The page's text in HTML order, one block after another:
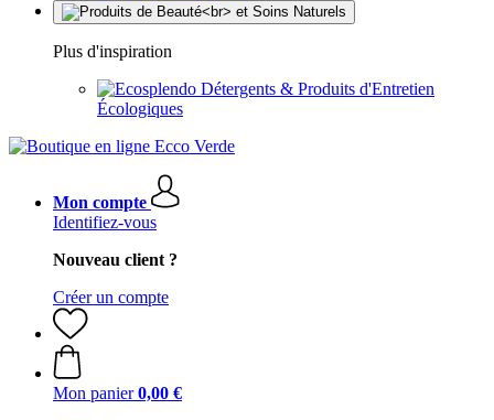
Plus d'inspiration
Détergents & Produits d'Entretien
Écologiques
Mon compte
Identifiez-vous
Nouveau client ?
Créer un compte
Mon panier 0,00 €